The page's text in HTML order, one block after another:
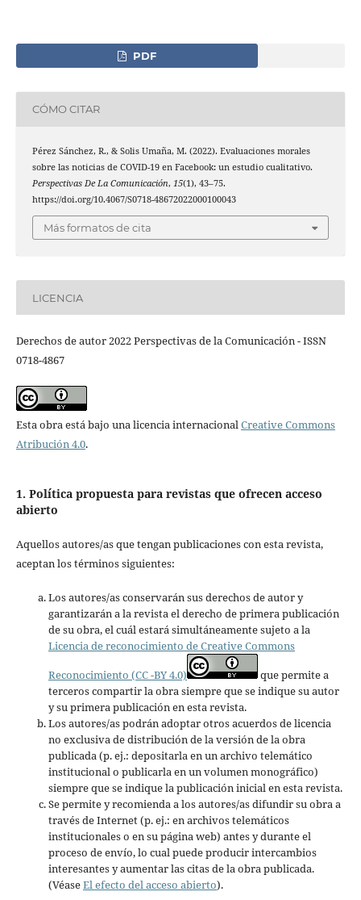
PDF
CÓMO CITAR
Pérez Sánchez, R., & Solis Umaña, M. (2022). Evaluaciones morales
sobre las noticias de COVID-19 en Facebook: un estudio cualitativo.
Perspectivas De La Comunicación, 15(1), 43–75.
https://doi.org/10.4067/S0718-48672022000100043
Más formatos de cita
LICENCIA
Derechos de autor 2022 Perspectivas de la Comunicación - ISSN
0718-4867
Esta obra está bajo una licencia internacionalCreative Commons
Atribución 4.0.
1. Política propuesta para revistas que ofrecen acceso
abierto
Aquellos autores/as que tengan publicaciones con esta revista,
aceptan los términos siguientes:
Los autores/as conservarán sus derechos de autor y
garantizarán a la revista el derecho de primera publicación
de su obra, el cuál estará simultáneamente sujeto a la
Licencia de reconocimiento de Creative Commons
Reconocimiento (CC -BY 4.0)
que permite a
terceros compartir la obra siempre que se indique su autor
y su primera publicación en esta revista.
Los autores/as podrán adoptar otros acuerdos de licencia
no exclusiva de distribución de la versión de la obra
publicada (p. ej.: depositarla en un archivo telemático
institucional o publicarla en un volumen monográfico)
siempre que se indique la publicación inicial en esta revista.
Se permite y recomienda a los autores/as difundir su obra a
través de Internet (p. ej.: en archivos telemáticos
institucionales o en su página web) antes y durante el
proceso de envío, lo cual puede producir intercambios
interesantes y aumentar las citas de la obra publicada.
(VéaseEl efecto del acceso abierto).